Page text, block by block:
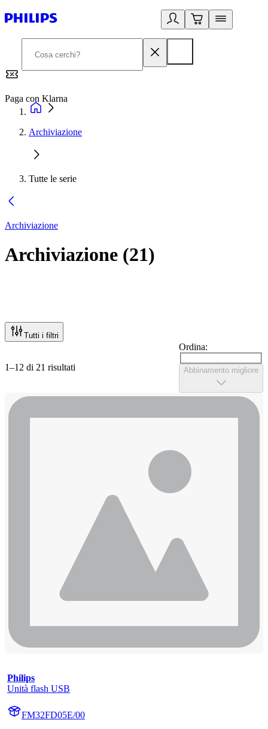
Paga con Klarna
Archiviazione
Tutte le serie
Archiviazione
Archiviazione (21)
Tutti i filtri
1–12 di 21 risultati
Ordina:
Abbinamento migliore
Philips
Unità flash USB
FM32FD05E/00